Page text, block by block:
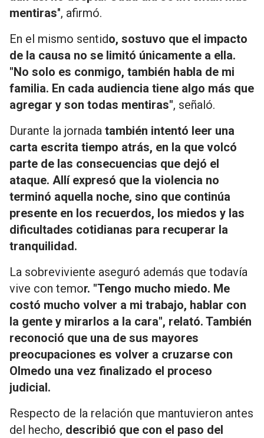
mentiras", afirmó.
En el mismo sentido, sostuvo que el impacto
de la causa no se limitó únicamente a ella.
"No solo es conmigo, también habla de mi
familia. En cada audiencia tiene algo más que
agregar y son todas mentiras", señaló.
Durante la jornada también intentó leer una
carta escrita tiempo atrás, en la que volcó
parte de las consecuencias que dejó el
ataque. Allí expresó que la violencia no
terminó aquella noche, sino que continúa
presente en los recuerdos, los miedos y las
dificultades cotidianas para recuperar la
tranquilidad.
La sobreviviente aseguró además que todavía
vive con temor. "Tengo mucho miedo. Me
costó mucho volver a mi trabajo, hablar con
la gente y mirarlos a la cara", relató. También
reconoció que una de sus mayores
preocupaciones es volver a cruzarse con
Olmedo una vez finalizado el proceso
judicial.
Respecto de la relación que mantuvieron antes
del hecho, describió que con el paso del